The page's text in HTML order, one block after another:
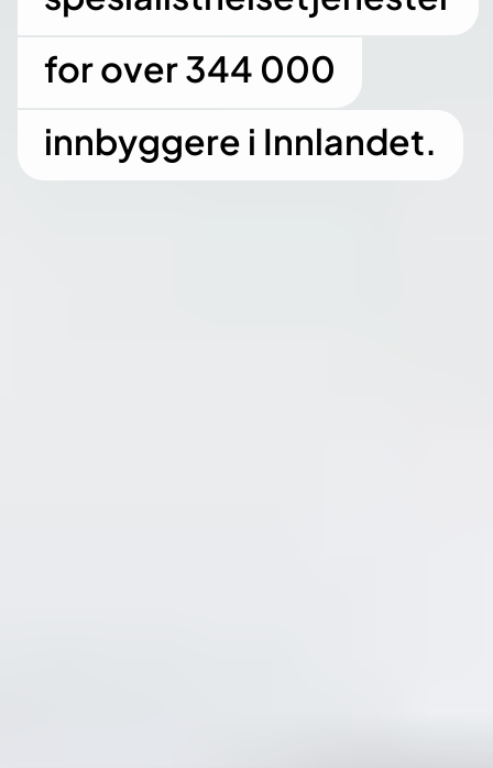
for over 344 000
innbyggere i Innlandet.